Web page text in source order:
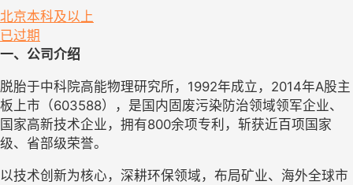
北京本科及以上
已过期
一、公司介绍
脱胎于中科院高能物理研究所，1992年成立，2014年A股主
板上市（603588），是国内固废污染防治领域领军企业、
国家高新技术企业，拥有800余项专利，斩获近百项国家
级、省部级荣誉。
以技术创新为核心，深耕环保领域，布局矿业、海外全球市